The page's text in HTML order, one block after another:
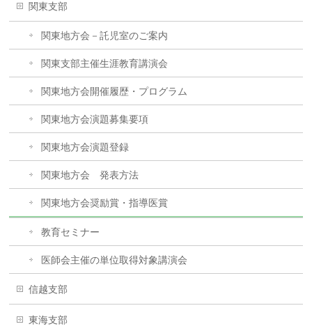
関東支部
関東地方会－託児室のご案内
関東支部主催生涯教育講演会
関東地方会開催履歴・プログラム
関東地方会演題募集要項
関東地方会演題登録
関東地方会 発表方法
関東地方会奨励賞・指導医賞
教育セミナー
医師会主催の単位取得対象講演会
信越支部
東海支部